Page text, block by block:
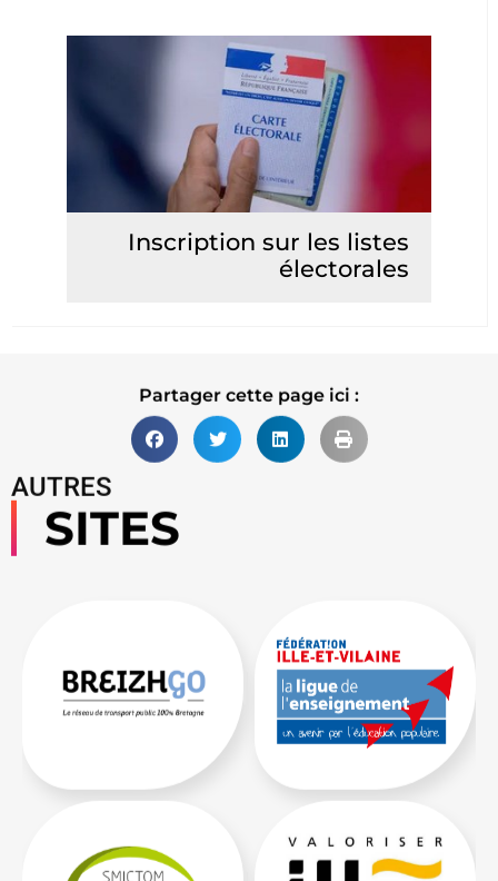
Inscription sur les listes
électorales
Partager cette page ici :
AUTRES
SITES